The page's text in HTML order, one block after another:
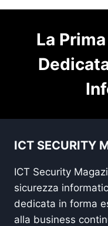
La
ICT SECURITY
ICT Security
sicurezza
dedicata in forma
alla business